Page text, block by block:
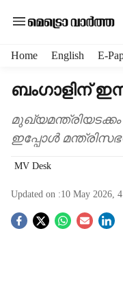
Home English E-
ബംഗാളിന്
ഇപ്പോൾ
MV Desk
Updated on :10 May 2026,
S